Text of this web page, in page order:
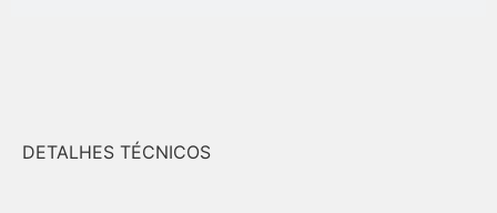
DETALHES TÉCNICOS